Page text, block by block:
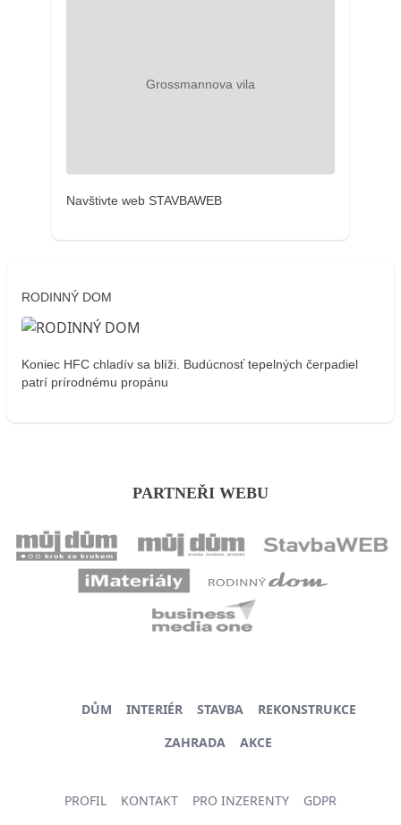
Navštivte web STAVBAWEB
RODINNÝ DOM
Koniec HFC chladív sa blíži. Budúcnosť tepelných čerpadiel
patrí prírodnému propánu
PARTNEŘI WEBU
DŮM INTERIÉR STAVBA
REKONSTRUKCE
ZAHRADA
AKCE
PROFIL KONTAKT PRO INZERENTY GDPR